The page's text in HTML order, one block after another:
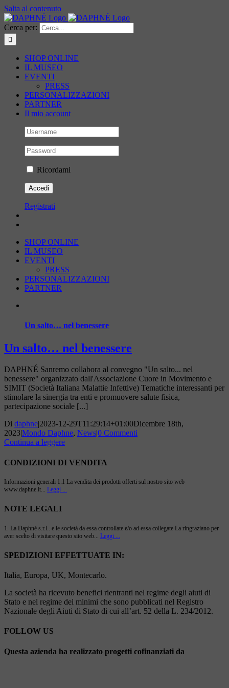
Salta al contenuto
Cerca per:
SHOP ONLINE
IL MUSEO
EVENTI
PRESS
PERSONALIZZAZIONI
PARTNER
Il mio account
Ricordami
Registrati
SHOP ONLINE
IL MUSEO
EVENTI
PRESS
PERSONALIZZAZIONI
PARTNER
Un salto… nel benessere
Un salto… nel benessere
DAPHNÉ Sanremo collabora al convegno "Un salto... nel
benessere" organizzato dall'Associazione Cuore in Movimento e
SIMIT (Società Italiana Malattie Infettive) Tematiche interessanti per
stimolare la sinergia tra enti e promuovere salute fisica,
partecipazione sociale [...]
Di daphne|2023-12-29T11:29:14+01:00Dicembre 18th,
2023|Mondo Daphne, News|0 Commenti
Continua a leggere
CONDIZIONI DI VENDITA
Informazioni generali 1.1 La vendita dei prodotti offerti sul nostro sito web
www.daphne.it... Leggi ...
NOTE LEGALI
1. La Daphné s.r.l.. e le società da essa controllate e/o ad essa collegate La ringraziano per
aver scelto di visitare questo sito web... Leggi ...
SPEDIZIONI EFFETTUATE IN:
Italia, Europa, UK, Montecarlo.
La società ha ricevuto benefici rientranti nel regime degli aiuti di
Stato e nel regime dei minimi che sono pubblicati nel Registro
Nazionale degli Aiuti di Stato di cui all’art. 52 della L. 234/2012.
FOLLOW US
Questa azienda ha realizzato progetti cofinanziati da